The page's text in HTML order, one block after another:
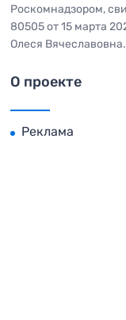
Роскомнадзором,
80505 от 15 марта
Олеся Вячеславовна.
О проекте
Реклама